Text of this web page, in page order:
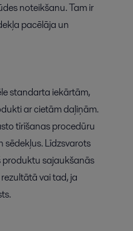
noteikšanu. Tam ir
pacēlāja un
standarta iekārtām,
ar cietām daļiņām.
tīrīšanas procedūru
sēdekļus. Līdzsvarots
produktu sajaukšanās
vai tad, ja